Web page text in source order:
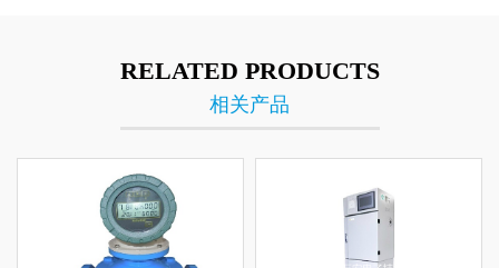
RELATED PRODUCTS
相关产品